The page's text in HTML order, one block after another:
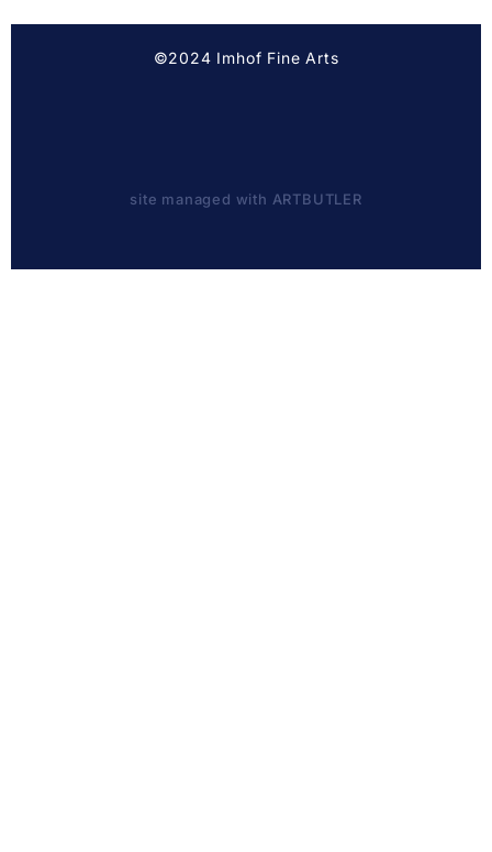
©2024 Imhof Fine Arts
site managed with ARTBUTLER